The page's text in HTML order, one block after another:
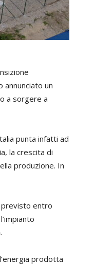
annunciato un
a sorgere a
punta infatti ad
la crescita di
produzione. In
previsto entro
.
prodotta